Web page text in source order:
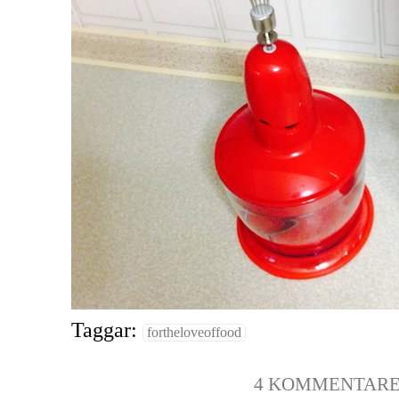
Taggar: fortheloveoffood
4